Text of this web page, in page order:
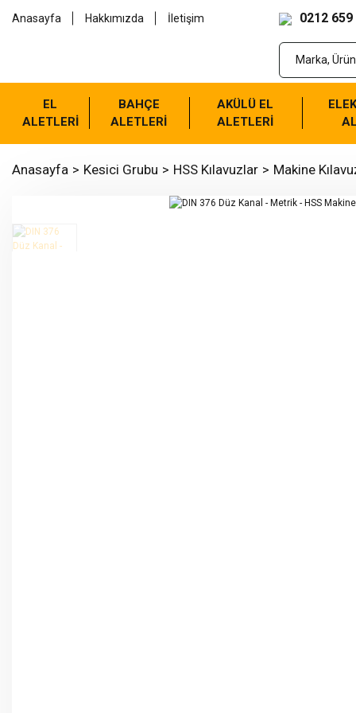
Anasayfa Hakkımızda İletişim 0212 659
EL
ALETLERİ
BAHÇE
ALETLERİ
AKÜLÜ EL
ALETLERİ
Anasayfa Kesici Grubu HSS Kılavuzlar Makine